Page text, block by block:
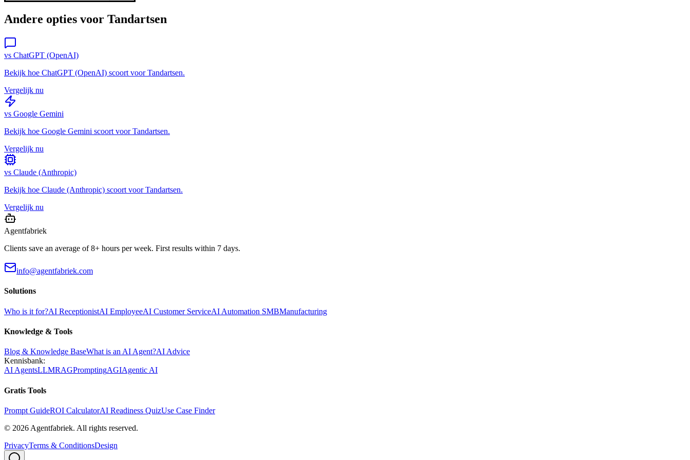
Andere opties voor Tandartsen
vs ChatGPT (OpenAI)
Bekijk hoe ChatGPT (OpenAI) scoort voorTandartsen.
Vergelijk nu
vs Google Gemini
Bekijk hoe Google Gemini scoort voorTandartsen.
Vergelijk nu
vs Claude (Anthropic)
Bekijk hoe Claude (Anthropic) scoort voorTandartsen.
Vergelijk nu
Agentfabriek
Clients save an average of 8+ hours per week. First results within 7 days.
info@agentfabriek.com
Solutions
Who is it for?AI ReceptionistAI EmployeeAI Customer ServiceAI Automation SMBManufacturing
Knowledge & Tools
Blog & Knowledge BaseWhat is an AI Agent?AI Advice
Kennisbank:
AI AgentsLLMRAGPromptingAGIAgentic AI
Gratis Tools
Prompt GuideROI CalculatorAI Readiness QuizUse Case Finder
© 2026 Agentfabriek. All rights reserved.
PrivacyTerms & ConditionsDesign